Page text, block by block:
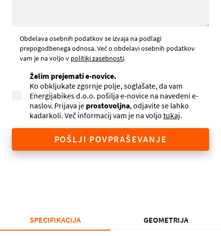
Obdelava osebnih podatkov se izvaja na podlagi
prepogodbenega odnosa. Več o obdelavi osebnih podatkov
vam je na voljo v politiki zasebnosti.
Želim prejemati e-novice.
Ko obkljukate zgornje polje, soglašate, da vam
Energijabikes d.o.o. pošilja e-novice na navedeni e-
naslov. Prijava je prostovoljna, odjavite se lahko
kadarkoli. Več informacij vam je na voljo tukaj.
POŠLJI POVPRAŠEVANJE
SPECIFIKACIJA GEOMETRIJA